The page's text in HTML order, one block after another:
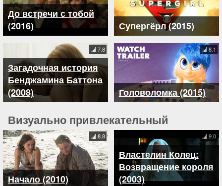
До встречи с тобой
(2016)
Супергёрл (2015)
Загадочная история
Бенджамина Баттона
(2008)
7.8
Головоломка (2015)
8.1
Визуально привлекательный
Начало (2010)
8.8
Властелин Колец:
Возвращение короля
(2003)
9.0